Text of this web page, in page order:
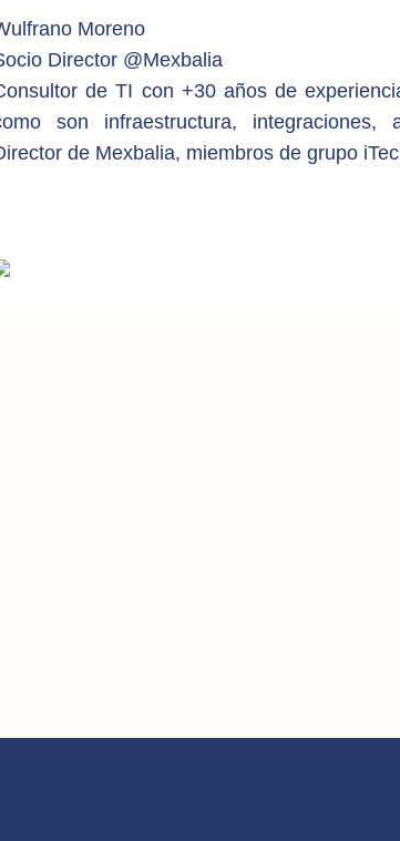
Moreno
Director @Mexbalia
de TI con +30 años de
son infraestructura, integraciones,
de Mexbalia, miembros de grupo